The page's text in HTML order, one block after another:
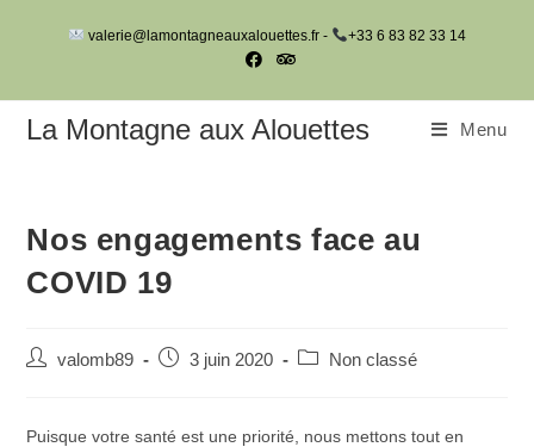
valerie@lamontagneauxalouettes.fr - +33 6 83 82 33 14
La Montagne aux Alouettes Menu
Nos engagements face au
COVID 19
Auteur/autrice
publication :
valomb89
Post3 juin 2020
PostNon classé
Puisque votre santé est une priorité, nous mettons tout en